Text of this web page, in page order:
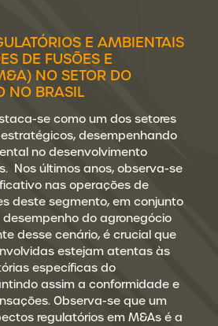
E AMBIENTAIS
DE FUSÕES E
NO SETOR DO
NO BRASIL
se como um dos setores
desempenhando
no desenvolvimento
Nos últimos anos, observa-se
nas operações de
deste segmento, em conjunto
do agronegócio
desse cenário, é crucial que
estejam atentas às
específicas do
assim a conformidade e
Observa-se que um
regulatórios em M&As é a